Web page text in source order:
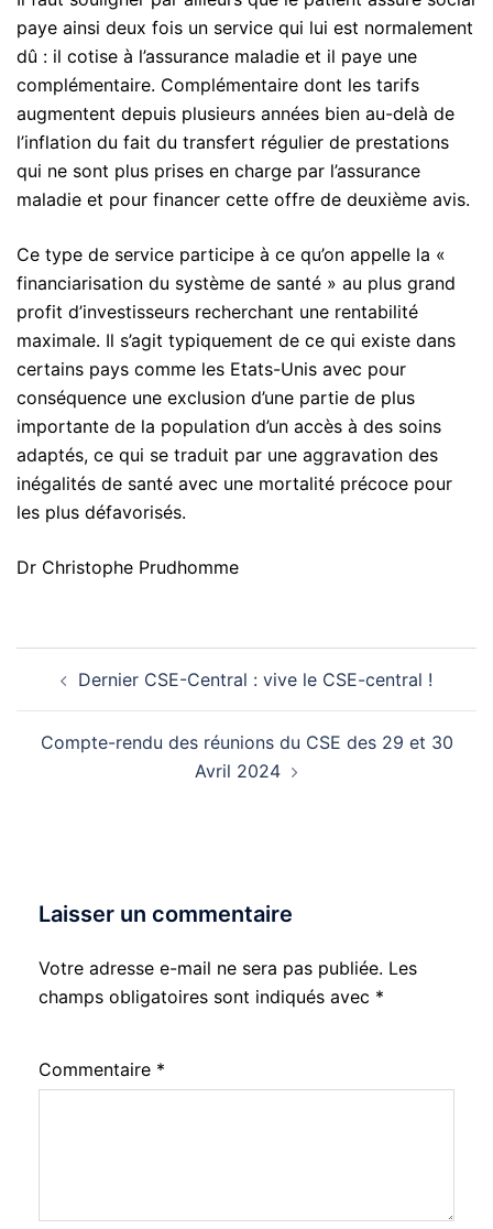
paye ainsi deux fois un service qui lui est normalement
dû : il cotise à l’assurance maladie et il paye une
complémentaire. Complémentaire dont les tarifs
augmentent depuis plusieurs années bien au-delà de
l’inflation du fait du transfert régulier de prestations
qui ne sont plus prises en charge par l’assurance
maladie et pour financer cette offre de deuxième avis.
Ce type de service participe à ce qu’on appelle la «
financiarisation du système de santé » au plus grand
profit d’investisseurs recherchant une rentabilité
maximale. Il s’agit typiquement de ce qui existe dans
certains pays comme les Etats-Unis avec pour
conséquence une exclusion d’une partie de plus
importante de la population d’un accès à des soins
adaptés, ce qui se traduit par une aggravation des
inégalités de santé avec une mortalité précoce pour
les plus défavorisés.
Dr Christophe Prudhomme
d’articleDernier CSE-Central : vive le CSE-central !
Compte-rendu des réunions du CSE des 29 et 30
Avril 2024
Laisser un commentaire
Votre adresse e-mail ne sera pas publiée. Les
champs obligatoires sont indiqués avec *
Commentaire *